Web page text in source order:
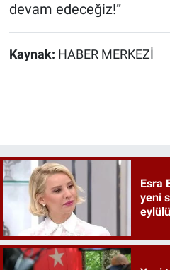
devam edeceğiz!”
Kaynak: HABER MERKEZİ
Esra
yeni